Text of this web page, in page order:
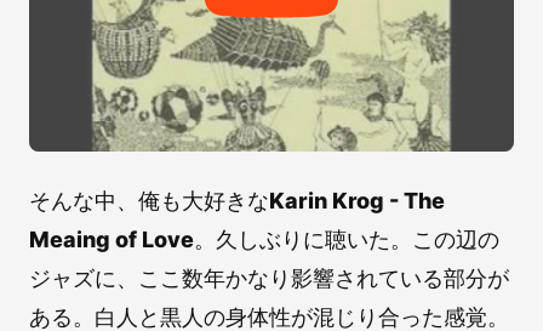
そんな中、俺も大好きなKarin Krog - The
Meaing of Love。久しぶりに聴いた。この辺の
ジャズに、ここ数年かなり影響されている部分が
ある。白人と黒人の身体性が混じり合った感覚。